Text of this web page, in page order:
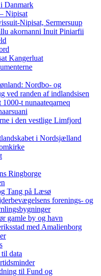
Danmark
Nipisat
Nipisat, Sermersuup
akornanni Inuit Piniarfii
Kangerluat
Nordbo- og
ved randen af indlandsisen
t nunaateqarneq
i den vestlige Limfjord
i Nordsjælland
Ringborge
Tang på Læsø
forenings- og
gamle by og havn
med Amalienborg
data
til Fund og